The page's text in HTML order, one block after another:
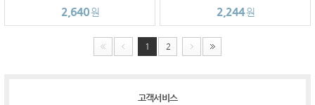
2,640원 2,244원
1 2
고객서비스